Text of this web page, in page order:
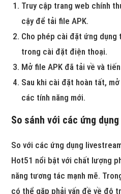
Truy cập trang web chính
cậy để tải file APK.
Cho phép cài đặt ứng dụng
trong cài đặt điện thoại.
Mở file APK đã tải về và
Sau khi cài đặt hoàn tất,
các tính năng mới.
So sánh với các ứng
So với các ứng dụng
Hot51 nổi bật với chất lượng
năng tương tác mạnh mẽ.
có thể gặp phải vấn đề về độ